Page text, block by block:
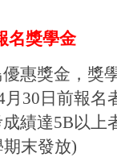
名獎學金
惠獎金，獎
月30日前報名
績達5B以上
末發放)